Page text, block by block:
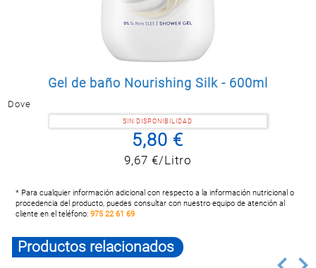
Gel de baño Nourishing Silk - 600ml
Dove
SIN DISPONIBILIDAD
5,80 €
9,67 €/Litro
* Para cualquier información adicional con respecto a la información nutricional o
procedencia del producto, puedes consultar con nuestro equipo de atención al
cliente en el teléfono:975 22 61 69
Productos relacionados